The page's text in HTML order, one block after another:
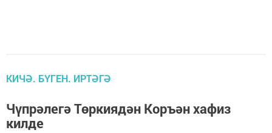
КИЧӘ. БҮГЕН. ИРТӘГӘ
Чүпрәлегә Төркиядән Коръән хафиз
килде